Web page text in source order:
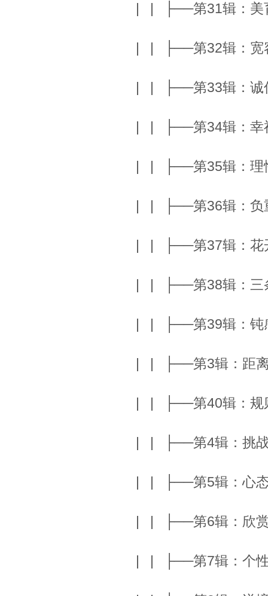
| | ├──第31辑：美
| | ├──第32辑：宽
| | ├──第33辑：诚
| | ├──第34辑：幸
| | ├──第35辑：理
| | ├──第36辑：负
| | ├──第37辑：花
| | ├──第38辑：三
| | ├──第39辑：钝
| | ├──第3辑：距离
| | ├──第40辑：规
| | ├──第4辑：挑战
| | ├──第5辑：心态
| | ├──第6辑：欣赏
| | ├──第7辑：个性